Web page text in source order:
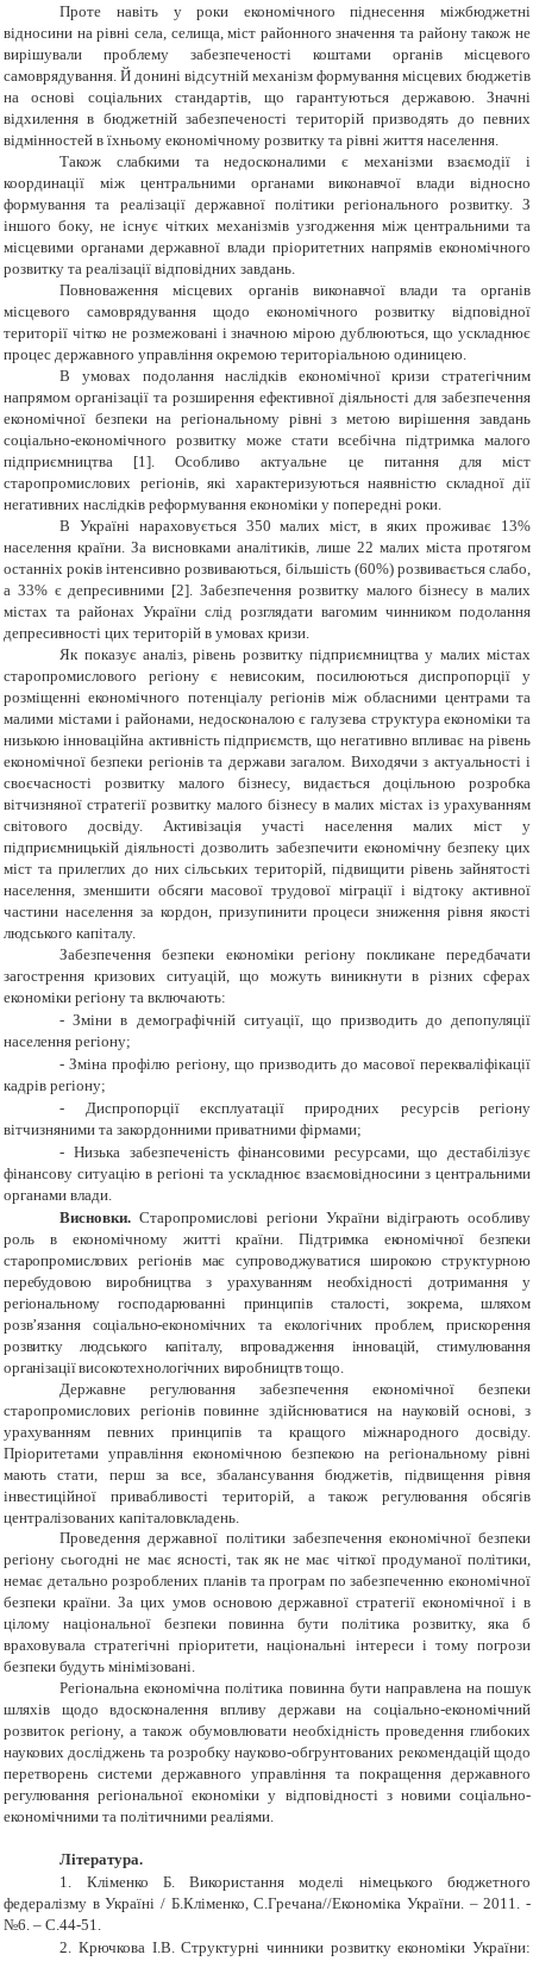
Проте навіть у роки економічного піднесення міжбюджетні
відносини на рівні села, селища, міст районного значення та району також не
вирішували проблему забезпеченості коштами органів місцевого
самоврядування. Й донині відсутній механізм формування місцевих бюджетів
на основі соціальних стандартів, що гарантуються державою. Значні
відхилення в бюджетній забезпеченості територій призводять до певних
відмінностей в їхньому економічному розвитку та рівні життя населення.
Також слабкими та недосконалими є механізми взаємодії і
координації між центральними органами виконавчої влади відносно
формування та реалізації державної політики регіонального розвитку. З
іншого боку, не існує чітких механізмів узгодження між центральними та
місцевими органами державної влади пріоритетних напрямів економічного
розвитку та реалізації відповідних завдань.
Повноваження місцевих органів виконавчої влади та органів
місцевого самоврядування щодо економічного розвитку відповідної
території чітко не розмежовані і значною мірою дублюються, що ускладнює
процес державного управління окремою територіальною одиницею.
В умовах подолання наслідків економічної кризи стратегічним
напрямом організації та розширення ефективної діяльності для забезпечення
економічної безпеки на регіональному рівні з метою вирішення завдань
соціально-економічного розвитку може стати всебічна підтримка малого
підприємництва [1]. Особливо актуальне це питання для міст
старопромислових регіонів, які характеризуються наявністю складної дії
негативних наслідків реформування економіки у попередні роки.
В Україні нараховується 350 малих міст, в яких проживає 13%
населення країни. За висновками аналітиків, лише 22 малих міста протягом
останніх років інтенсивно розвиваються, більшість (60%) розвивається слабо,
а 33% є депресивними [2]. Забезпечення розвитку малого бізнесу в малих
містах та районах України слід розглядати вагомим чинником подолання
депресивності цих територій в умовах кризи.
Як показує аналіз, рівень розвитку підприємництва у малих містах
старопромислового регіону є невисоким, посилюються диспропорції у
розміщенні економічного потенціалу регіонів між обласними центрами та
малими містами і районами, недосконалою є галузева структура економіки та
низькою інноваційна активність підприємств, що негативно впливає на рівень
економічної безпеки регіонів та держави загалом. Виходячи з актуальності і
своєчасності розвитку малого бізнесу, видається доцільною розробка
вітчизняної стратегії розвитку малого бізнесу в малих містах із урахуванням
світового досвіду. Активізація участі населення малих міст у
підприємницькій діяльності дозволить забезпечити економічну безпеку цих
міст та прилеглих до них сільських територій, підвищити рівень зайнятості
населення, зменшити обсяги масової трудової міграції і відтоку активної
частини населення за кордон, призупинити процеси зниження рівня якості
людського капіталу.
Забезпечення безпеки економіки регіону покликане передбачати
загострення кризових ситуацій, що можуть виникнути в різних сферах
економіки регіону та включають:
- Зміни в демографічній ситуації, що призводить до депопуляції
населення регіону;
- Зміна профілю регіону, що призводить до масової перекваліфікації
кадрів регіону;
-
Диспропорції експлуатації природних ресурсів регіону
вітчизняними та закордонними приватними фірмами;
- Низька забезпеченість фінансовими ресурсами, що дестабілізує
фінансову ситуацію в регіоні та ускладнює взаємовідносини з центральними
органами влади.
Висновки.Старопромислові регіони України відіграють особливу
роль в економічному житті країни.Підтримка економічної безпеки
старопромислових регіонів має супроводжуватися широкою структурною
перебудовою виробництва з урахуванням необхідності дотримання у
регіональному господарюванні принципів сталості, зокрема, шляхом
розв’язання соціально-економічних та екологічних проблем, прискорення
розвитку людського капіталу, впровадження інновацій, стимулювання
організації високотехнологічних виробництв тощо.
Державне регулювання забезпечення економічної безпеки
старопромислових регіонів повинне здійснюватися на науковій основі, з
урахуванням певних принципів та кращого міжнародного досвіду.
Пріоритетами управління економічною безпекою на регіональному рівні
мають стати, перш за все, збалансування бюджетів, підвищення рівня
інвестиційної привабливості територій, а також регулювання обсягів
централізованих капіталовкладень.
Проведення державної політики забезпечення економічної безпеки
регіону сьогодні не має ясності, так як не має чіткої продуманої політики,
немає детально розроблених планів та програм по забезпеченню економічної
безпеки країни. За цих умов основою державної стратегії економічної і в
цілому національної безпеки повинна бути політика розвитку, яка б
враховувала стратегічні пріоритети, національні інтереси і тому погрози
безпеки будуть мінімізовані.
Регіональна економічна політика повинна бути направлена на пошук
шляхів щодо вдосконалення впливу держави на соціально-економічний
розвиток регіону, а також обумовлювати необхідність проведення глибоких
наукових досліджень та розробку науково-обгрунтованих рекомендацій щодо
перетворень системи державного управління та покращення державного
регулювання регіональної економіки у відповідності з новими соціально-
економічними та політичними реаліями.
Література.
1.
Кліменко Б. Використання моделі німецького бюджетного
федералізму в Україні / Б.Кліменко, С.Гречана//Економіка України. – 2011. -
№6. – С.44-51.
2. Крючкова І.В. Структурні чинники розвитку економіки України: